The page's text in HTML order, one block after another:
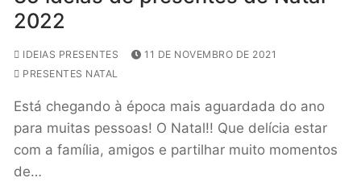
2022
IDEIAS PRESENTES
11 DE NOVEMBRO DE 2021
PRESENTES NATAL
Está chegando à época mais aguardada do ano
para muitas pessoas! O Natal!! Que delícia estar
com a família, amigos e partilhar muito momentos
de…